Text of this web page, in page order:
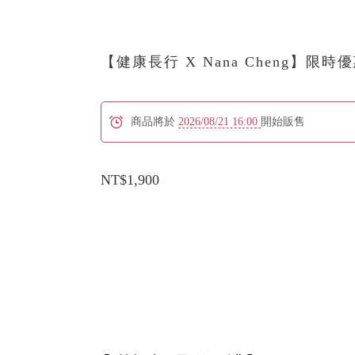
【健康長行 X Nana Cheng】限時
商品將於 2026/08/21 16:00 開始販售
NT$1,900